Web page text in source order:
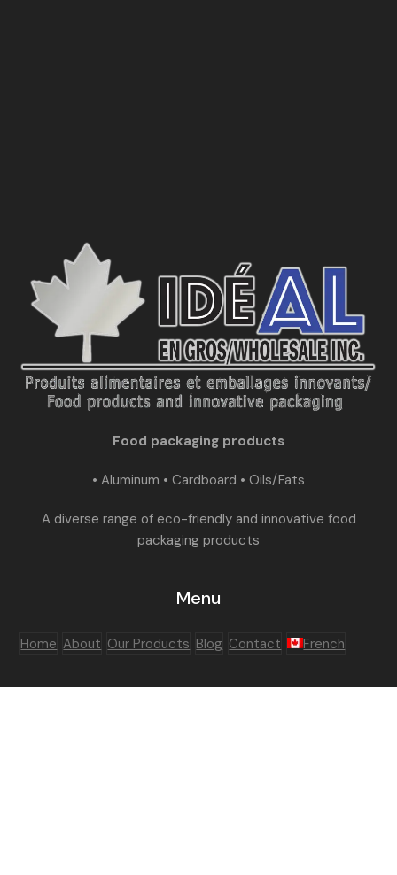
Food packaging products
• Aluminum • Cardboard • Oils/Fats
A diverse range of eco-friendly and innovative food
packaging products
Menu
Home About Our Products Blog Contact French